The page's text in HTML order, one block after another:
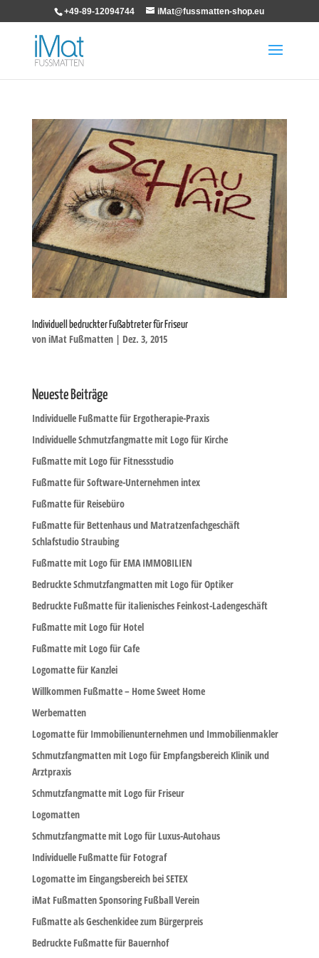
+49-89-12094744 iMat@fussmatten-shop.eu
Individuell bedruckter Fußabtreter für Friseur
voniMat Fußmatten| Dez. 3, 2015
Neueste Beiträge
Individuelle Fußmatte für Ergotherapie-Praxis
Individuelle Schmutzfangmatte mit Logo für Kirche
Fußmatte mit Logo für Fitnessstudio
Fußmatte für Software-Unternehmen intex
Fußmatte für Reisebüro
Fußmatte für Bettenhaus und Matratzenfachgeschäft
Schlafstudio Straubing
Fußmatte mit Logo für EMA IMMOBILIEN
Bedruckte Schmutzfangmatten mit Logo für Optiker
Bedruckte Fußmatte für italienisches Feinkost-Ladengeschäft
Fußmatte mit Logo für Hotel
Fußmatte mit Logo für Cafe
Logomatte für Kanzlei
Willkommen Fußmatte – Home Sweet Home
Werbematten
Logomatte für Immobilienunternehmen und Immobilienmakler
Schmutzfangmatten mit Logo für Empfangsbereich Klinik und
Arztpraxis
Schmutzfangmatte mit Logo für Friseur
Logomatten
Schmutzfangmatte mit Logo für Luxus-Autohaus
Individuelle Fußmatte für Fotograf
Logomatte im Eingangsbereich bei SETEX
iMat Fußmatten Sponsoring Fußball Verein
Fußmatte als Geschenkidee zum Bürgerpreis
Bedruckte Fußmatte für Bauernhof